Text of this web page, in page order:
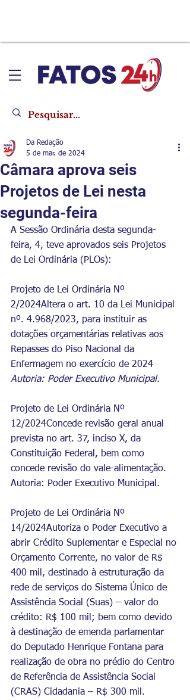
Câmara aprova seis
Projetos de Lei nesta
segunda-feira
Da Redação
5 de mar. de 2024
A Sessão Ordinária desta segunda-
feira, 4, teve aprovados seis Projetos
de Lei Ordinária (PLOs):
Projeto de Lei Ordinária Nº
2/2024Altera o art. 10 da Lei Municipal
nº. 4.968/2023, para instituir as
dotações orçamentárias relativas aos
Repasses do Piso Nacional da
Enfermagem no exercício de 2024
Autoria: Poder Executivo Municipal.
Projeto de Lei Ordinária Nº
12/2024Concede revisão geral anual
prevista no art. 37, inciso X, da
Constituição Federal, bem como
concede revisão do vale-alimentação.
Autoria: Poder Executivo Municipal.
Projeto de Lei Ordinária Nº
14/2024Autoriza o Poder Executivo a
abrir Crédito Suplementar e Especial no
Orçamento Corrente, no valor de R$
400 mil, destinado à estruturação da
rede de serviços do Sistema Único de
Assistência Social (Suas) – valor do
crédito: R$ 100 mil; bem como devido
à destinação de emenda parlamentar
do Deputado Henrique Fontana para
realização de obra no prédio do Centro
de Referência de Assistência Social
(CRAS) Cidadania – R$ 300 mil.